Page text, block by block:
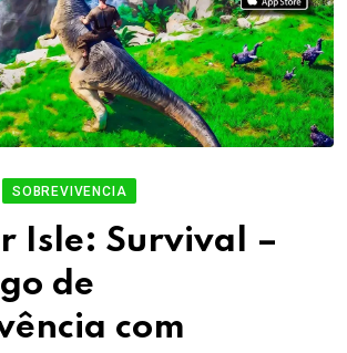
SOBREVIVENCIA
Isle: Survival –
de
com